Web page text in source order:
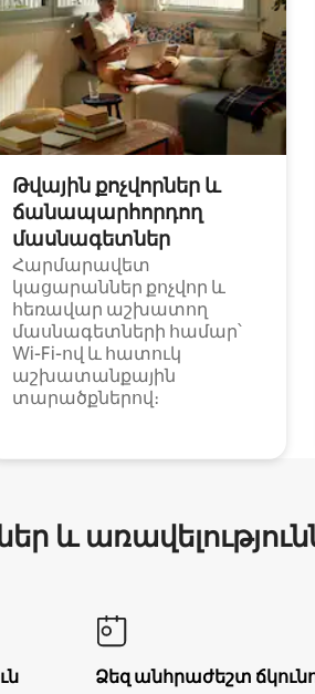
Թվային քոչվորներ և
ճանապարհորդող
մասնագետներ
Հարմարավետ
կացարաններ քոչվոր և
հեռավար աշխատող
մասնագետների համար՝
Wi-Fi-ով և հատուկ
աշխատանքային
տարածքներով։
և
Ձեզ անհրաժեշտ